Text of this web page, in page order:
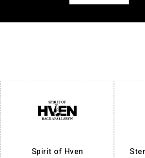
Spirit of Hven